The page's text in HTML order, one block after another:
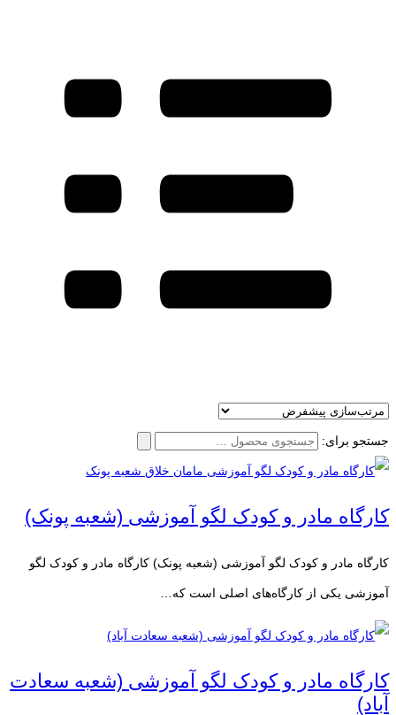
جستجو برای:
کارگاه مادر و کودک لگو آموزشی (شعبه پونک)
کارگاه مادر و کودک لگو آموزشی (شعبه پونک) کارگاه مادر و کودک لگو
آموزشی یکی از کارگاه‌های اصلی است که…
کارگاه مادر و کودک لگو آموزشی (شعبه سعادت
آباد)